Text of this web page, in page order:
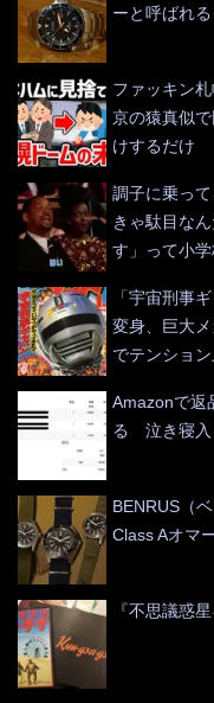
ーと呼ばれ
ファッキン
京の猿真似
けするだけ
調子に乗っ
きゃ駄目な
す」って小
「宇宙刑事
変身、巨大
でテンション
Amazonで返
る 泣き寝入
BENRUS（
Class Aオマ
『不思議惑